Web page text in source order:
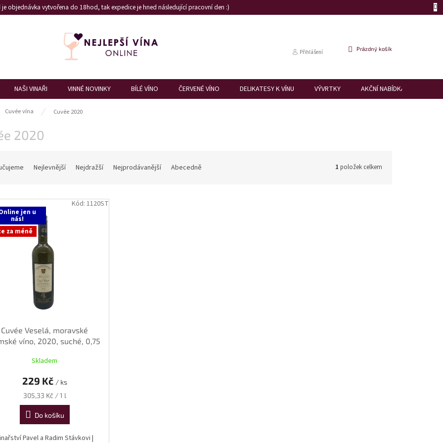
objednávka vytvořena do 18hod, tak expedice je hned následující pracovní den :)
Přihlášení
NÁKUPNÍ
Prázdný košík
NAŠI VINAŘI VINNÉ NOVINKY BÍLÉ VÍNO ČERVENÉ VÍNO DELIKATESY K VÍNU VÝVRTKY AKČNÍ NABÍDKA
Cuvée vína Cuvée 2020
2020
Nejlevnější Nejdražší Nejprodávanější Abecedně 1 položek celkem
jen u
nás!
za méně
Cuvée Veselá, moravské
víno, 2020, suché, 0,75
Skladem
229 Kč / ks
Měrná
cena:
305,33 Kč / 1 l
Do košíku
Pavel a Radim Stávkovi |
Kód: 1120ST